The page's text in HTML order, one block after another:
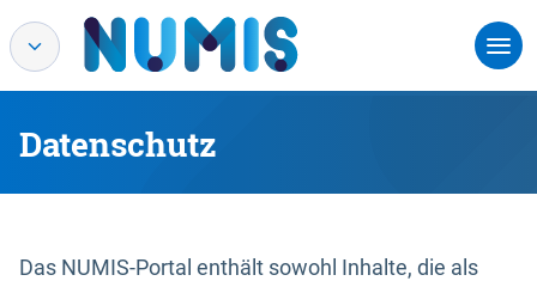
Datenschutz
Das NUMIS-Portal enthält sowohl Inhalte, die als